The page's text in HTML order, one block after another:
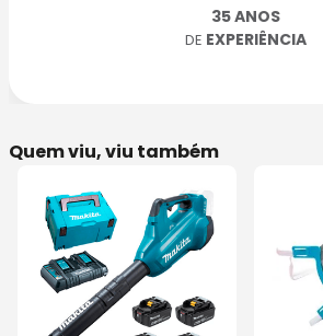
35 ANOS
DE EXPERIÊNCIA
Quem viu, viu também